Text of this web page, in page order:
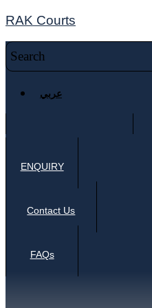
RAK Courts
عربي
ENQUIRY
Contact Us
FAQs